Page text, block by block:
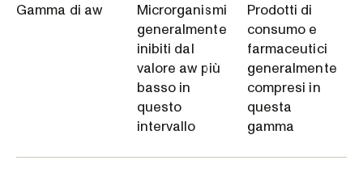
Gamma di aw
Microrganismi
generalmente
inibiti dal
valore aw più
basso in
questo
intervallo
Prodotti di
consumo e
farmaceutici
generalmente
compresi in
questa
gamma